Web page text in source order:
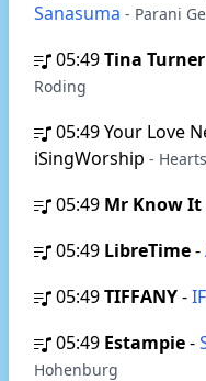
Sanasuma - Parani
05:49Tina Turner
Roding
05:49Your Love
iSingWorship -
05:49 Mr Know It
05:49 LibreTime-
05:49TIFFANY-
05:49 Estampie-
Hohenburg